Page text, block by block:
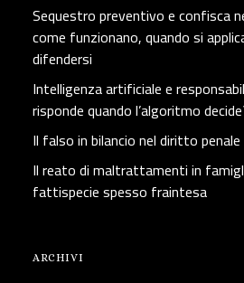
Sequestro preventivo e confisca
come funzionano, quando si
difendersi
Intelligenza artificiale e
risponde quando l’algoritmo
Il falso in bilancio nel diritto
Il reato di maltrattamenti in
fattispecie spesso fraintesa
ARCHIVI